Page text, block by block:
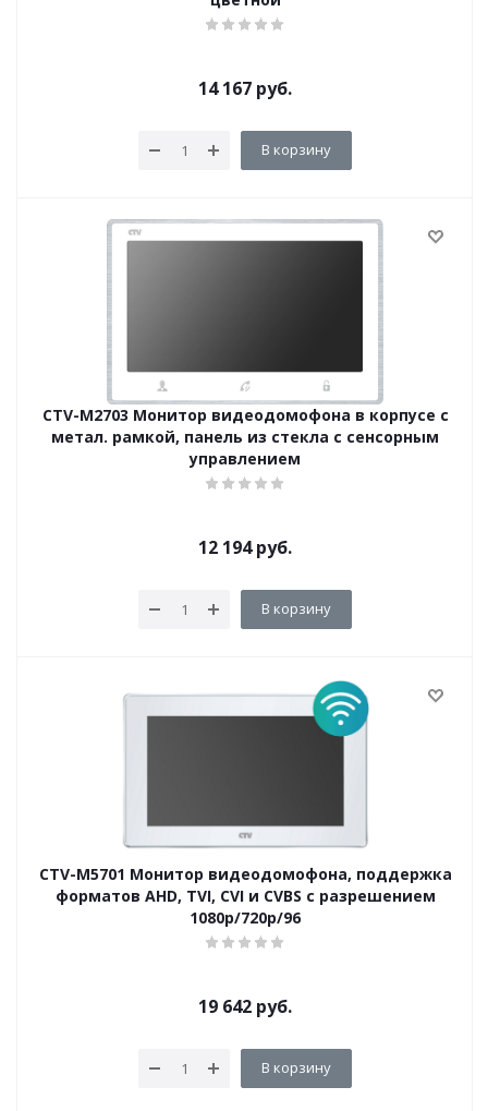
14 167 руб.
В корзину
CTV-M2703 Монитор видеодомофона в корпусе с
метал. рамкой, панель из стекла с сенсорным
управлением
12 194руб.
В корзину
CTV-M5701 Монитор видеодомофона, поддержка
форматов AHD, TVI, CVI и CVBS с разрешением
1080p/720p/96
19 642 руб.
В корзину